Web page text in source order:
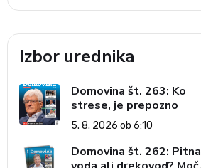
Izbor urednika
Domovina št. 263: Ko
strese, je prepozno
5. 8. 2026 ob 6:10
Domovina št. 262: Pitna